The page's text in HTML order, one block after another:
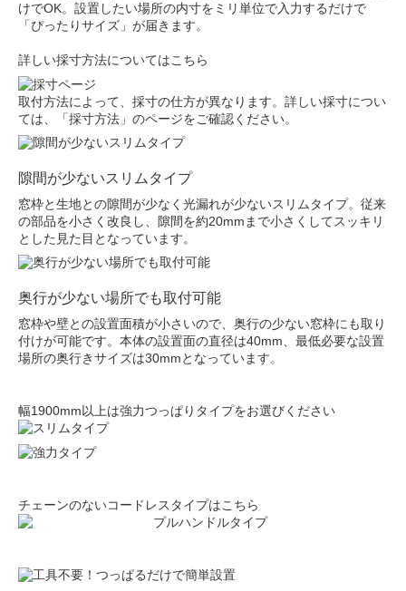
けでOK。設置したい場所の内寸をミリ単位で入力するだけで
「ぴったりサイズ」が届きます。
詳しい採寸方法についてはこちら
取付方法によって、採寸の仕方が異なります。詳しい採寸につい
ては、「採寸方法」のページをご確認ください。
隙間が少ないスリムタイプ
窓枠と生地との隙間が少なく光漏れが少ないスリムタイプ。従来
の部品を小さく改良し、隙間を約20mmまで小さくしてスッキリ
とした見た目となっています。
奥行が少ない場所でも取付可能
窓枠や壁との設置面積が小さいので、奥行の少ない窓枠にも取り
付けが可能です。本体の設置面の直径は40mm、最低必要な設置
場所の奥行きサイズは30mmとなっています。
幅1900mm以上は強力つっぱりタイプをお選びください
チェーンのないコードレスタイプはこちら